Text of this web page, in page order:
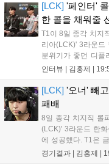
[LCK] '페인터'
한 콜을 채워줄
T1이 8일 종각 치지
리아(LCK)' 3라운드
분위기가 좋던 디플
을 빼고 신예 '페인
즈' 김수환의 인터뷰
인터뷰 | 김홍제
[LCK] '오너' 빼
패배
8일 종각 치지직 롤
(LCK)' 3라운드 한
에 성공했다. T1은
'페인터' 김은후를 투
경기결과 | 김홍제